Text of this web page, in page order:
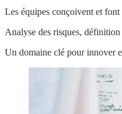
Les équipes conçoivent et font
Analyse des risques,
Un domaine clé pour innover